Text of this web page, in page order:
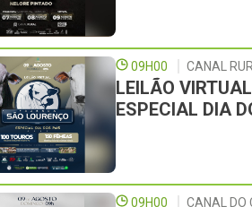
09H00 CANAL
LEILÃO
ESPECIAL DIA
09H00 CANAL DO